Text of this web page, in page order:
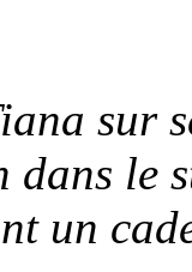
sur
dans le
un